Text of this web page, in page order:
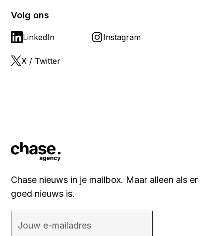
Volg ons
LinkedIn Instagram
X / Twitter
Chase nieuws in je mailbox. Maar alleen als er
goed nieuws is.